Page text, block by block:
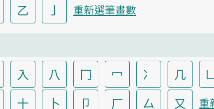
乙 亅 重新選筆畫數
入 八 冂 冖 冫 几
十 卜 卩 厂 厶 又 重